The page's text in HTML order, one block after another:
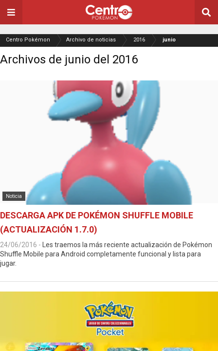
Centro Pokémon Archivo de noticias 2016 junio
Archivos de junio del 2016
Noticia
DESCARGA APK DE POKÉMON SHUFFLE MOBILE
(ACTUALIZACIÓN 1.7.0)
24/06/2016 -
Les traemos la más reciente actualización de Pokémon
Shuffle Mobile para Android completamente funcional y lista para
jugar.